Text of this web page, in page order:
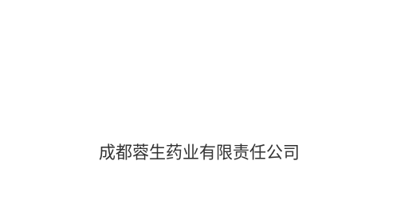
成都蓉生药业有限责任公司
日